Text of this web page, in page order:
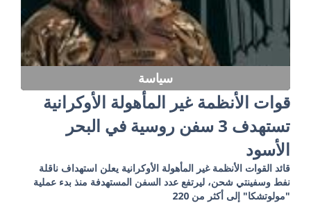
سياسة
قوات الأنظمة غير المأهولة الأوكرانية
تستهدف 3 سفن روسية في البحر
الأسود
قائد القوات الأنظمة غير المأهولة الأوكرانية يعلن استهداف ناقلة
نفط وسفينتي شحن، ليرتفع عدد السفن المستهدفة منذ بدء عملية
"مولوتشكا" إلى أكثر من 220